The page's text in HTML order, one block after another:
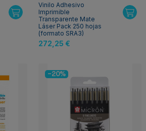
Vinilo Adhesivo
Imprimible
Transparente Mate
Láser Pack 250 hojas
(formato SRA3)
272,25 €
-20%